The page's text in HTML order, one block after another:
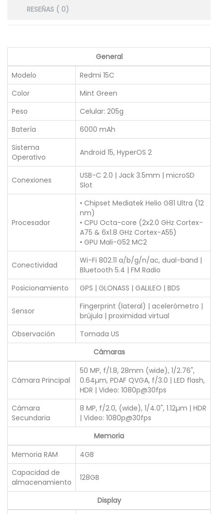
RESEÑAS ( 0)
General
Modelo
Redmi 15C
Color
Mint Green
Peso
Celular: 205g
Batería
6000 mAh
Sistema
Operativo
Android 15, HyperOS 2
Conexiones
USB-C 2.0 | Jack 3.5mm | microSD
Slot
Procesador
• Chipset Mediatek Helio G81 Ultra (12
nm)
• CPU Octa-core (2x2.0 GHz Cortex-
A75 & 6x1.8 GHz Cortex-A55)
• GPU Mali-G52 MC2
Conectividad
Wi-Fi 802.11 a/b/g/n/ac, dual-band |
Bluetooth 5.4 | FM Radio
Posicionamiento
GPS | GLONASS | GALILEO | BDS
Sensor
Fingerprint (lateral) | acelerómetro |
brújula | proximidad virtual
Observación
Tomada US
Cámaras
Cámara Principal
50 MP, f/1.8, 28mm (wide), 1/2.76",
0.64µm, PDAF QVGA, f/3.0 | LED flash,
HDR | Video: 1080p@30fps
Cámara
Secundaria
8 MP, f/2.0, (wide), 1/4.0", 1.12µm | HDR
| Video: 1080p@30fps
Memoria
Memoria RAM
4GB
Capacidad de
almacenamiento
128GB
Display